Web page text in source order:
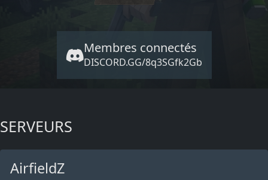
Membres connectés
DISCORD.GG/8q3SGfk2Gb
SERVEURS
AirfieldZ